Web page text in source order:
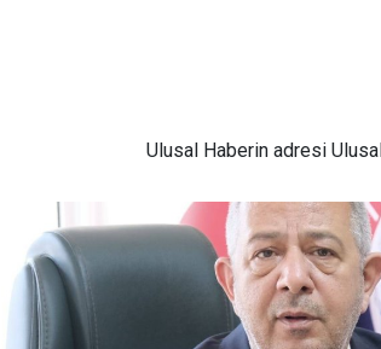
Ulusal Haberin adresi